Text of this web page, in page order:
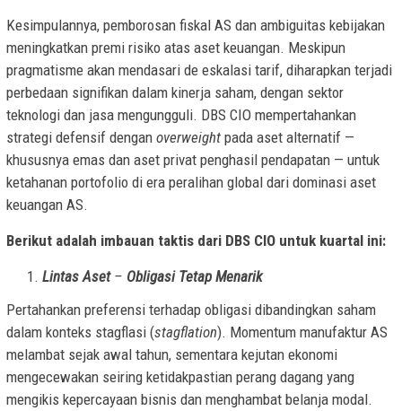
Kesimpulannya, pemborosan fiskal AS dan ambiguitas kebijakan
meningkatkan premi risiko atas aset keuangan. Meskipun
pragmatisme akan mendasari de eskalasi tarif, diharapkan terjadi
perbedaan signifikan dalam kinerja saham, dengan sektor
teknologi dan jasa mengungguli. DBS CIO mempertahankan
strategi defensif dengan overweight pada aset alternatif —
khususnya emas dan aset privat penghasil pendapatan — untuk
ketahanan portofolio di era peralihan global dari dominasi aset
keuangan AS.
Berikut adalah imbauan taktis dari DBS CIO untuk kuartal ini:
Lintas Aset – Obligasi Tetap Menarik
Pertahankan preferensi terhadap obligasi dibandingkan saham
dalam konteks stagflasi (stagflation). Momentum manufaktur AS
melambat sejak awal tahun, sementara kejutan ekonomi
mengecewakan seiring ketidakpastian perang dagang yang
mengikis kepercayaan bisnis dan menghambat belanja modal.